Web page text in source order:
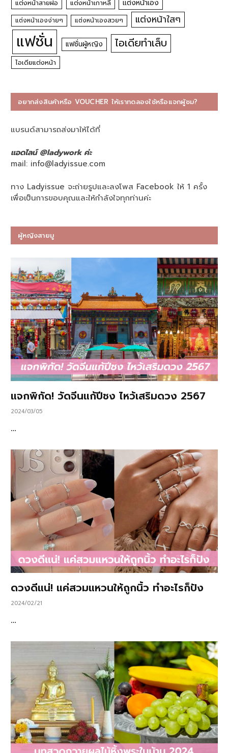
แต่งหน้าสายฝอ แต่งหน้าเกาหลี แต่งหน้าเอง
แต่งหน้าเองง่ายๆ แต่งหน้าเองสวยๆ แต่งหน้าใสๆ
แฟชั่น แฟชั่นผู้หญิง ไอเดียทำเล็บ
ไอเดียแต่งหน้า
อยากส่งสินค้าหรือ VOUCHER ให้เราทดลองใช้หรือแจกผู้ชม?
แบรนด์สามารถส่งมาให้ได้ที่
แอดไลน์ @ladywork ค่ะ
mail: info@ladyissue.com
ทาง Ladyissue จะถ่ายรูปและลงโพส Facebook ให้ 1 ครั้ง
เพื่อเป็นการขอบคุณและให้กำลังใจทุกท่านค่ะ
ผู้หญิงสายมู
แจกพิกัด! วัดจีนแก้ปีชง ไหว้เสริมดวง 2567
2024/03/05
…
ดวงดีแน่! แค่สวมแหวนให้ถูกนิ้ว ทำอะไรก็ปัง
2024/02/21
…